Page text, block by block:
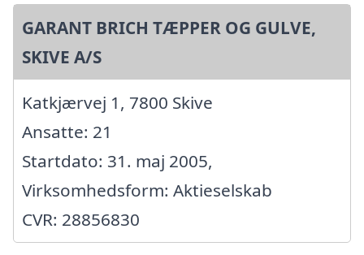
GARANT BRICH TÆPPER OG GULVE,
SKIVE A/S
Katkjærvej 1, 7800 Skive
Ansatte: 21
Startdato: 31. maj 2005,
Virksomhedsform: Aktieselskab
CVR: 28856830